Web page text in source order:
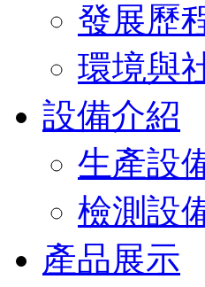
發展歷
環境與
設備介紹
生產設
檢測設
產品展示